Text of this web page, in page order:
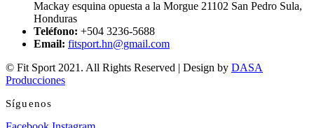
Mackay esquina opuesta a la Morgue 21102 San Pedro Sula,
Honduras
Teléfono: +504 3236-5688
Email: fitsport.hn@gmail.com
© Fit Sport 2021. All Rights Reserved | Design by DASA
Producciones
Síguenos